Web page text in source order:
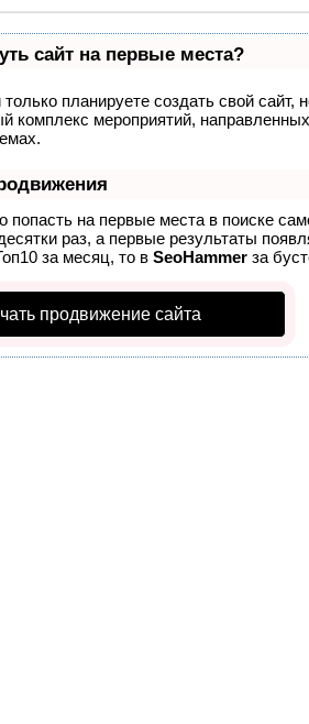
сайт на первые места?
планируете создать свой сайт,
комплекс мероприятий,
попасть на первые места в поиске
раз, а первые результаты
за месяц, то в SeoHammer за
продвижение сайта